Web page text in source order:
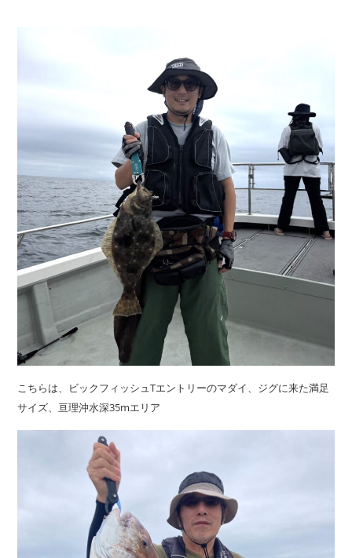
こちらは、ビックフィッシュTエントリーのマダイ、ジグに来た満足
サイズ、亘理沖水深35mエリア